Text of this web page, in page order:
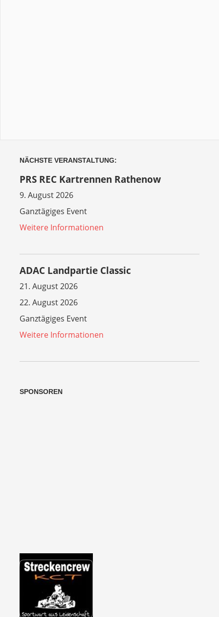
NÄCHSTE VERANSTALTUNG:
PRS REC Kartrennen Rathenow
9. August 2026
Ganztägiges Event
Weitere Informationen
ADAC Landpartie Classic
21. August 2026
22. August 2026
Ganztägiges Event
Weitere Informationen
SPONSOREN